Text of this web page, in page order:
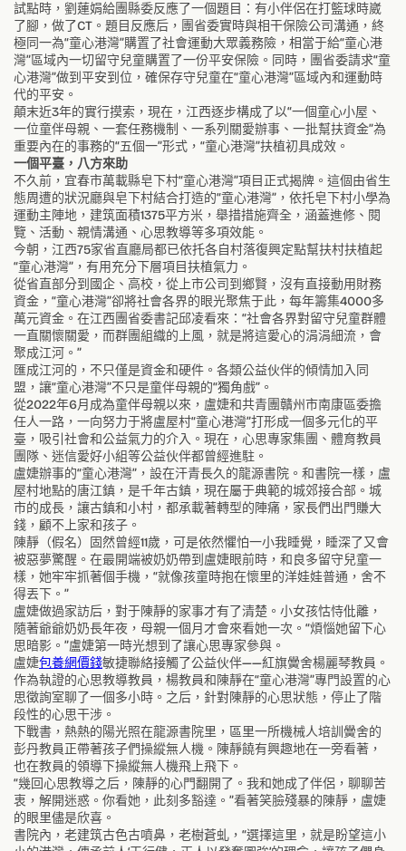
試點時，劉蓮娟給團縣委反應了一個題目：有小伴侶在打籃球時崴
了腳，做了CT。題目反應后，團省委實時與相干保險公司溝通，終
極同一為“童心港灣”購置了社會運動大眾義務險，相當于給“童心港
灣”區域內一切留守兒童購置了一份平安保險。同時，團省委請求“童
心港灣”做到平安到位，確保存守兒童在“童心港灣”區域內和運動時
代的平安。
顛末近3年的實行摸索，現在，江西逐步構成了以“一個童心小屋、
一位童伴母親、一套任務機制、一系列關愛辦事、一批幫扶資金”為
重要內在的事務的“五個一”形式，“童心港灣”扶植初具成效。
一個平臺，八方來助
不久前，宜春市萬載縣皂下村“童心港灣”項目正式揭牌。這個由省生
態周遭的狀況廳與皂下村結合打造的“童心港灣”，依托皂下村小學為
運動主陣地，建筑面積1375平方米，舉措措施齊全，涵蓋進修、閱
覽、活動、親情溝通、心思教導等多項效能。
今朝，江西75家省直廳局都已依托各自村落復興定點幫扶村扶植起
“童心港灣”，有用充分下層項目扶植氣力。
從省直部分到國企、高校，從上市公司到鄉賢，沒有直接動用財務
資金，“童心港灣”卻將社會各界的眼光聚焦于此，每年籌集4000多
萬元資金。在江西團省委書記邱凌看來：“社會各界對留守兒童群體
一直關懷關愛，而群團組織的上風，就是將這愛心的涓涓細流，會
聚成江河。”
匯成江河的，不只僅是資金和硬件。各類公益伙伴的傾情加入同
盟，讓“童心港灣”不只是童伴母親的“獨角戲”。
從2022年6月成為童伴母親以來，盧婕和共青團贛州市南康區委擔
任人一路，一向努力于將盧屋村“童心港灣”打形成一個多元化的平
臺，吸引社會和公益氣力的介入。現在，心思專家集團、體育教員
團隊、迷信愛好小組等公益伙伴都曾經進駐。
盧婕辦事的“童心港灣”，設在汗青長久的龍源書院。和書院一樣，盧
屋村地點的唐江鎮，是千年古鎮，現在屬于典範的城郊接合部。城
市的成長，讓古鎮和小村，都承載著轉型的陣痛，家長們出門賺大
錢，顧不上家和孩子。
陳靜（假名）固然曾經11歲，可是依然懼怕一小我睡覺，睡深了又會
被惡夢驚醒。在最開端被奶奶帶到盧婕眼前時，和良多留守兒童一
樣，她牢牢抓著個手機，“就像孩童時抱在懷里的洋娃娃普通，舍不
得丟下。”
盧婕做過家訪后，對于陳靜的家事才有了清楚。小女孩怙恃仳離，
隨著爺爺奶奶長年夜，母親一個月才會來看她一次。“煩惱她留下心
思暗影。”盧婕第一時光想到了讓心思專家參與。
盧婕包養網價錢敏捷聯絡接觸了公益伙伴——紅旗黌舍楊麗琴教員。
作為執證的心思教導教員，楊教員和陳靜在“童心港灣”專門設置的心
思徵詢室聊了一個多小時。之后，針對陳靜的心思狀態，停止了階
段性的心思干涉。
下戰書，熱熱的陽光照在龍源書院里，區里一所機械人培訓黌舍的
彭丹教員正帶著孩子們操縱無人機。陳靜饒有興趣地在一旁看著，
也在教員的領導下操縱無人機飛上飛下。
“幾回心思教導之后，陳靜的心門翻開了。我和她成了伴侶，聊聊苦
衷，解開迷惑。你看她，此刻多豁達。”看著笑臉殘暴的陳靜，盧婕
的眼里儘是欣喜。
書院內，老建筑古色古噴鼻，老樹蒼虬，“選擇這里，就是盼望這小